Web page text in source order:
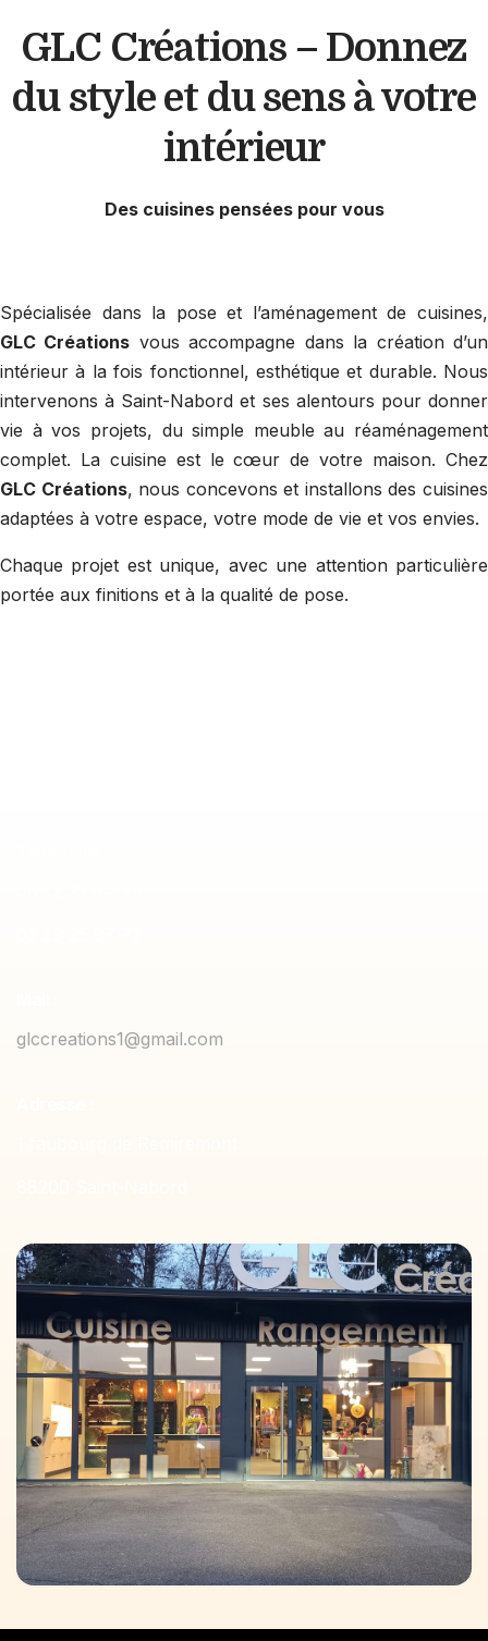
GLC Créations – Donnez
du style et du sens à votre
intérieur
Des cuisines pensées pour vous
Spécialisée dans la pose et l’aménagement de cuisines,
GLC Créations vous accompagne dans la création d’un
intérieur à la fois fonctionnel, esthétique et durable. Nous
intervenons à Saint-Nabord et ses alentours pour donner
vie à vos projets, du simple meuble au réaménagement
complet. La cuisine est le cœur de votre maison. Chez
GLC Créations, nous concevons et installons des cuisines
adaptées à votre espace, votre mode de vie et vos envies.
Chaque projet est unique, avec une attention particulière
portée aux finitions et à la qualité de pose.
glccreations1@gmail.com